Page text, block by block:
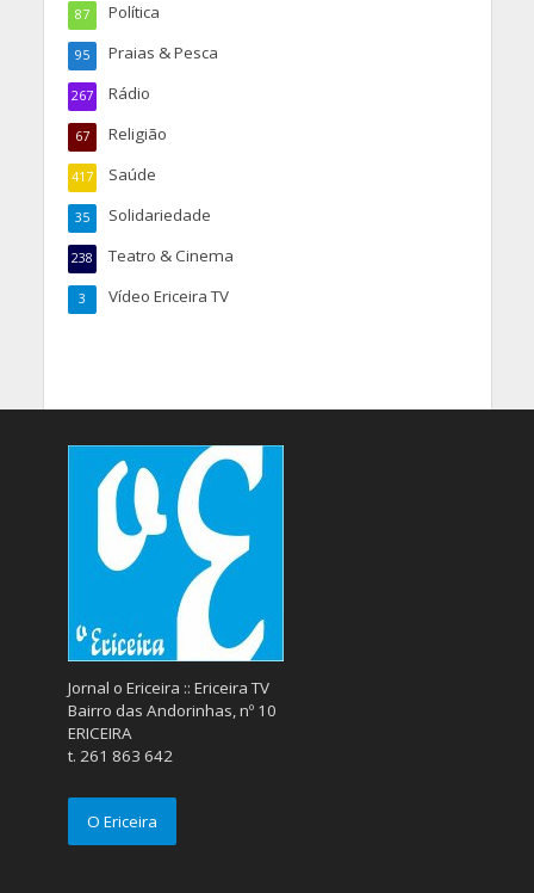
Política
87
Praias & Pesca
95
Rádio
267
Religião
67
Saúde
417
Solidariedade
35
Teatro & Cinema
238
Vídeo Ericeira TV
3
Jornal o Ericeira :: Ericeira TV
Bairro das Andorinhas, nº 10
ERICEIRA
t. 261 863 642
O Ericeira